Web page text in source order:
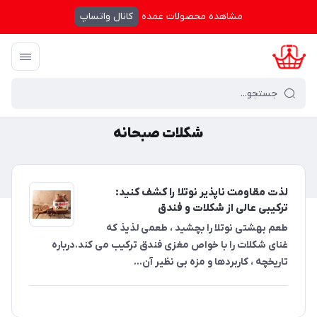
مشاهده محصولات عمده کانال واتساپ
کرال شاپینگ / شکلات صبحانه
شکلات صبحانه
لذت مقاومت ناپذیر نوتلا را کشف کنید:
ترکیبی عالی از شکلات و فندق
طعم بهشتی نوتلا را بچشید ، طعمی لذیذ که
غنای شکلات را با خواص مغزی فندق ترکیب می کند.درباره
تاریخچه ، کاربردها و مزه بی نظیر آن...